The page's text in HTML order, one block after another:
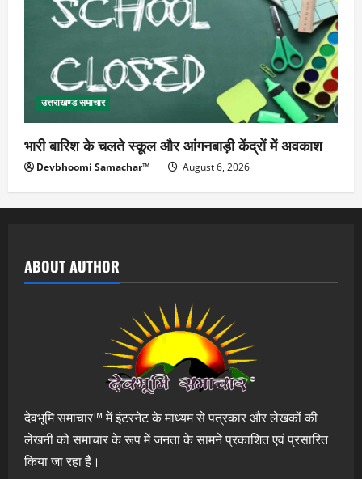
उत्तराखण्ड समाचार
भारी बारिश के चलते स्कूल और आंगनबाड़ी केंद्रों में अवकाश
Devbhoomi Samachar™ August 6, 2026
ABOUT AUTHOR
देवभूमि समाचार™ में इंटरनेट के माध्यम से पत्रकार और लेखकों की
लेखनी को समाचार के रूप में जनता के सामने प्रकाशित एवं प्रसारित
किया जा रहा है।